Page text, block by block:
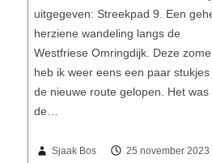
Sjaak Bos 25 november 2023